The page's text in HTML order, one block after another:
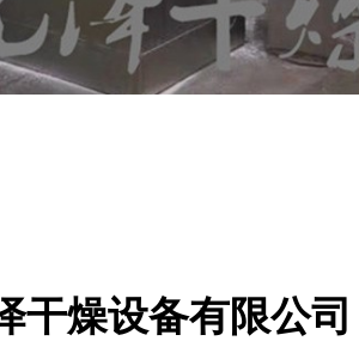
干燥设备有限公司